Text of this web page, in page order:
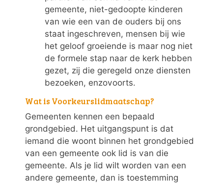
gemeente, niet-gedoopte kinderen
van wie een van de ouders bij ons
staat ingeschreven, mensen bij wie
het geloof groeiende is maar nog niet
de formele stap naar de kerk hebben
gezet, zij die geregeld onze diensten
bezoeken, enzovoorts.
Wat is Voorkeurslidmaatschap?
Gemeenten kennen een bepaald
grondgebied. Het uitgangspunt is dat
iemand die woont binnen het grondgebied
van een gemeente ook lid is van die
gemeente. Als je lid wilt worden van een
andere gemeente, dan is toestemming